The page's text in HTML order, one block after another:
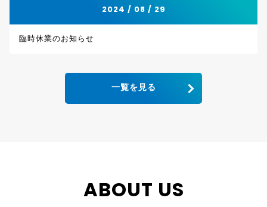
2024 / 08 / 29
臨時休業のお知らせ
一覧を見る
ABOUT US